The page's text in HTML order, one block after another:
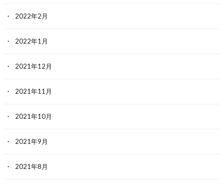
2022年2月
2022年1月
2021年12月
2021年11月
2021年10月
2021年9月
2021年8月